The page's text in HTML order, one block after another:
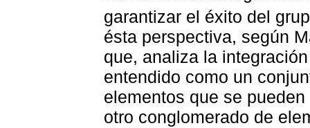
garantizar el éxito del
ésta perspectiva, según
que, analiza la
entendido como un
elementos que se
otro conglomerado de